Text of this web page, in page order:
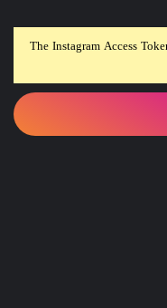
The Instagram Access